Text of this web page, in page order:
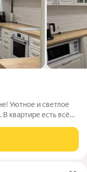
Уютное и светлое
квартире есть всё
в элитном домe